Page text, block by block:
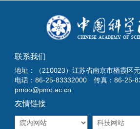
联系我们
地址：（210023）江苏省南京市栖霞区
电话：86-25-83332000 传真：86-25-
pmoo@pmo.ac.cn
友情链接